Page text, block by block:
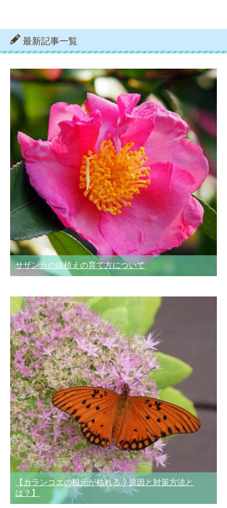
最新記事一覧
サザンカの鉢植えの育て方について
【カランコエの根元が枯れる？原因と対策方法と
は？】